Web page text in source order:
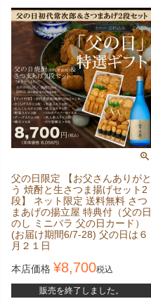
父の日限定 【お父さんありがと
う 焼酎と生さつま揚げセット2
段】 ネット限定 送料無料 さつ
まあげの揚立屋 特典付（父の日
のし ミニバラ 父の日カード）
(お届け期間6/7-28) 父の日は６
月２１日
本店価格 ¥8,700税込
販売を終了しました。